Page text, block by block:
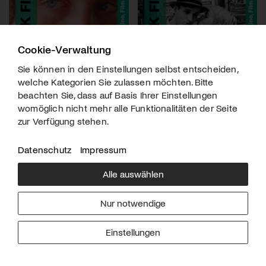
Über uns
Downloads
Werben
Impressum
Cookie-Verwaltung
Sie können in den Einstellungen selbst entscheiden,
welche Kategorien Sie zulassen möchten. Bitte
beachten Sie, dass auf Basis Ihrer Einstellungen
womöglich nicht mehr alle Funktionalitäten der Seite
zur Verfügung stehen.
Datenschutz Impressum
Alle auswählen
Nur notwendige
Einstellungen